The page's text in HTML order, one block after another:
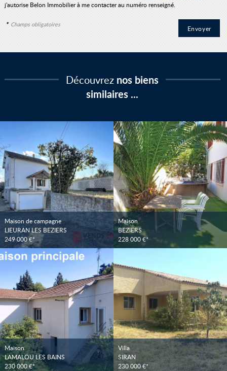
j'autorise Belon Immobilier à me contacter au numéro renseigné.
* Champs obligatoires
Découvrez nos biens
similaires ...
Maison de campagne
LIEURAN LES BEZIERS
249 000 €*
Maison
BEZIERS
228 000 €*
Maison
LAMALOU LES BAINS
230 000 €*
Villa
SIRAN
230 000 €*